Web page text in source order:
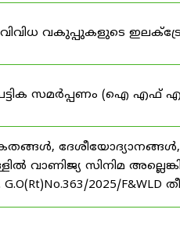
വിവിധ വകുപ്പുകളുടെ
സമർപ്പണം (ഐ എഫ്
വാണിജ്യ സിനിമ
2025/F&WLD